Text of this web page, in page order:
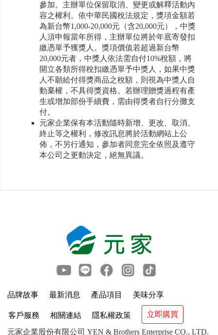
參加。主辦單位保留取消、變更或解釋活動內
容之權利。依中華民國稅法規定，獎項金額若
為新台幣1,000-20,000元（含20,000元），中獎
人須申報當年所得，主辦單位將於年底寄發扣
繳憑單予獲獎人。獎項價值若超過新台幣
20,000元者，中獎人依法需自付10%稅額，將
開立各類所得稅扣繳憑單予中獎人，如果中獎
人不願給付得獎商品之稅額，則視為中獎人自
動棄權，不具得獎資格。若辦理贈獎過程有產
生或增加部份手續費，需由得獎者自行分攤支
付。
元家企業保有本活動隨時新增、更改、取消、
終止等之權利，修改訊息將於活動網站上公
佈，不另行通知，參加者同意完全依照及遵守
本公司之更動決定，絕無異議。
品牌故事 最新消息 產品項目 美味分享
客戶服務 相關連結 隱私權政策 立即購買
元家企業股份有限公司 YEN & Brothers Enterprise CO., LTD.